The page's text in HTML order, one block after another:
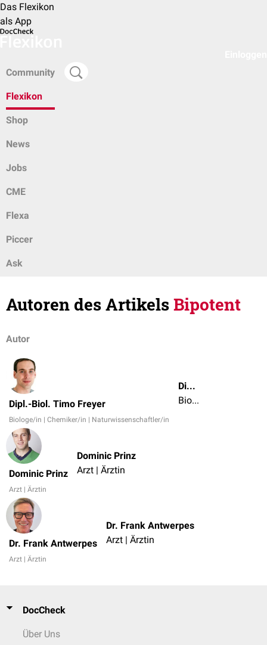
Das Flexikon
als App
Community
Flexikon
Shop
News
Jobs
CME
Flexa
Piccer
Ask
Autoren des ArtikelsBipotent
Autor
Dipl.-Biol. Timo Freyer
Biologe/in | Chemiker/in | Naturwissenschaftler/in
Dipl.-Biol. Timo Freyer
Biologe/in | Chemiker/in | Naturwissenschaftler/in
Dominic Prinz
Arzt | Ärztin
Dominic Prinz
Arzt | Ärztin
Dr. Frank Antwerpes
Arzt | Ärztin
Dr. Frank Antwerpes
Arzt | Ärztin
DocCheck
Über Uns